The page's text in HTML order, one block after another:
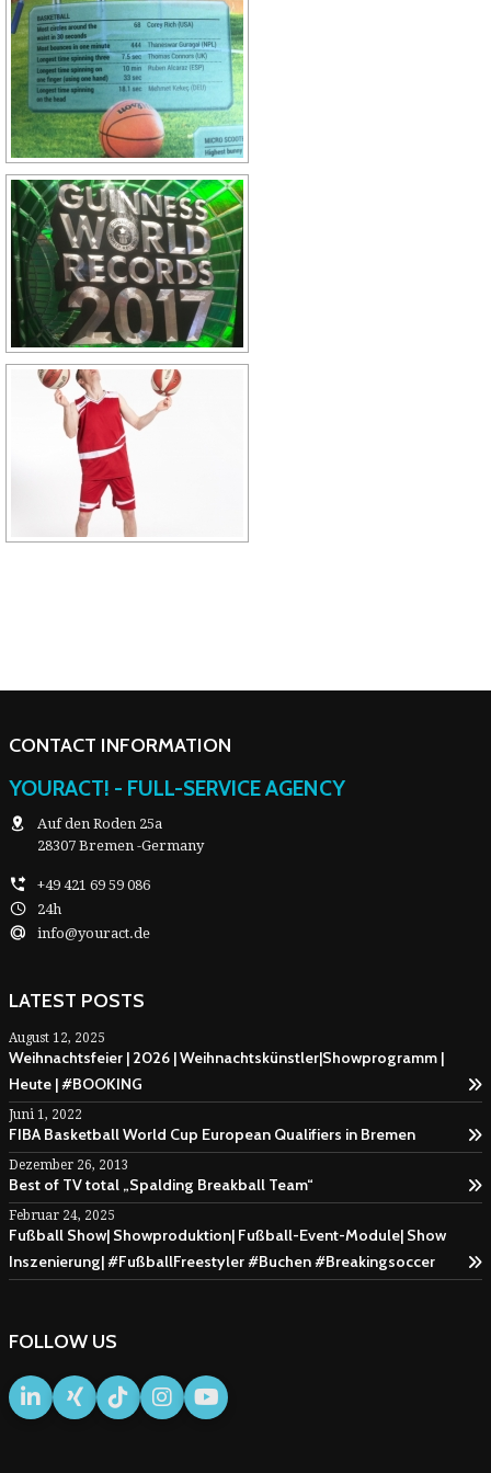
CONTACT INFORMATION
YOURACT! - FULL-SERVICE AGENCY
Auf den Roden 25a
28307 Bremen -Germany
+49 421 69 59 086
24h
info@youract.de
LATEST POSTS
August 12, 2025
Weihnachtsfeier | 2026 | Weihnachtskünstler|Showprogramm |
Heute | #BOOKING
Juni 1, 2022
FIBA Basketball World Cup European Qualifiers in Bremen
Dezember 26, 2013
Best of TV total „Spalding Breakball Team“
Februar 24, 2025
Fußball Show| Showproduktion| Fußball-Event-Module| Show
Inszenierung| #FußballFreestyler #Buchen #Breakingsoccer
FOLLOW US